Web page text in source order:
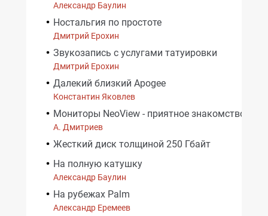
Александр Баулин
Ностальгия по простоте
Дмитрий Ерохин
Звукозапись с услугами татуировки
Дмитрий Ерохин
Далекий близкий Apogee
Константин Яковлев
Мониторы NeoView - приятное знакомство
А. Дмитриев
Жесткий диск толщиной 250 Гбайт
На полную катушку
Александр Баулин
На рубежах Palm
Александр Еремеев